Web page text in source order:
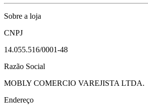
Sobre a loja
CNPJ
14.055.516/0001-48
Razão Social
MOBLY COMERCIO VAREJISTA LTDA.
Endereço